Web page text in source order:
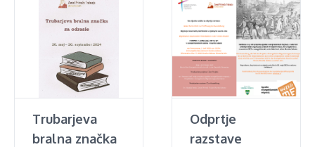
Trubarjeva
bralna značka
Odprtje
razstave